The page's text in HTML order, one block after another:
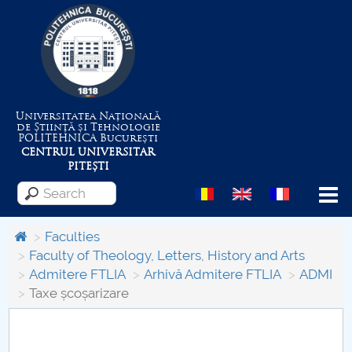
Universitatea Națională
de Știință și Tehnologie
POLITEHNICABucurești
CENTRUL UNIVERSITAR
PITEȘTI
Menu
About the University
Centrul de Management al Proiectelor
Faculties
Faculty of Theology, Letters, History and Arts
Admitere FTLIA
Arhivă Admitere FTLIA
ADMI
Taxe școșarizare